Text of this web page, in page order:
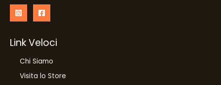
Link Veloci
Chi Siamo
Visita lo Store